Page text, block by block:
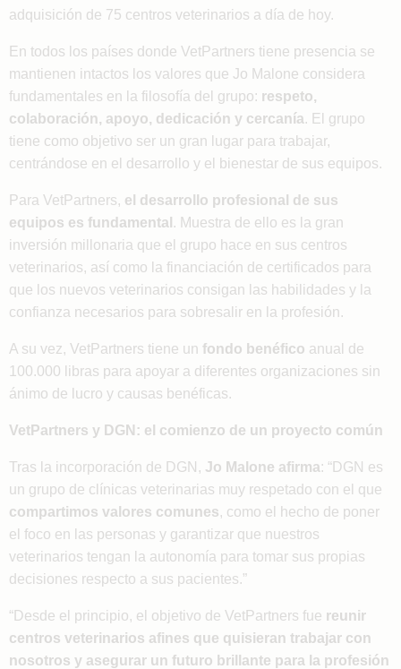
adquisición de 75 centros veterinarios a día de hoy.
En todos los países donde VetPartners tiene presencia se
mantienen intactos los valores que Jo Malone considera
fundamentales en la filosofía del grupo: respeto,
colaboración, apoyo, dedicación y cercanía . El grupo
tiene como objetivo ser un gran lugar para trabajar,
centrándose en el desarrollo y el bienestar de sus equipos.
Para VetPartners, el desarrollo profesional de sus
equipos es fundamental . Muestra de ello es la gran
inversión millonaria que el grupo hace en sus centros
veterinarios, así como la financiación de certificados para
que los nuevos veterinarios consigan las habilidades y la
confianza necesarios para sobresalir en la profesión.
A su vez, VetPartners tiene un fondo benéfico anual de
100.000 libras para apoyar a diferentes organizaciones sin
ánimo de lucro y causas benéficas.
VetPartners y DGN: el comienzo de un proyecto común
Tras la incorporación de DGN, Jo Malone afirma: “DGN es
un grupo de clínicas veterinarias muy respetado con el que
compartimos valores comunes , como el hecho de poner
el foco en las personas y garantizar que nuestros
veterinarios tengan la autonomía para tomar sus propias
decisiones respecto a sus pacientes.”
“Desde el principio, el objetivo de VetPartners fue reunir
centros veterinarios afines que quisieran trabajar con
nosotros y asegurar un futuro brillante para la profesión